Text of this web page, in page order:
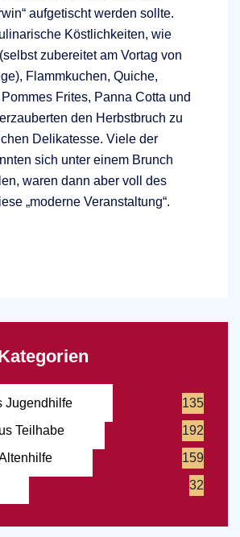
aufgetischt werden sollte.
Köstlichkeiten, wie
zubereitet am Vortag von
Flammkuchen, Quiche,
Frites, Panna Cotta und
den Herbstbruch zu
Delikatesse. Viele der
sich unter einem Brunch
waren dann aber voll des
„moderne Veranstaltung“.
Jugendhilfe
135
Teilhabe
192
159
32